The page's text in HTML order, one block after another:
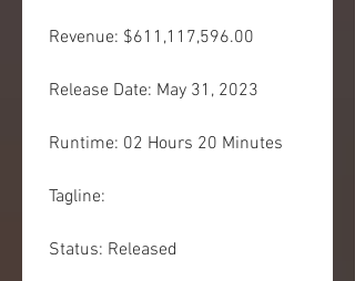
Revenue: $611,117,596.00
Release Date: May 31, 2023
Runtime: 02 Hours 20 Minutes
Tagline:
Status: Released